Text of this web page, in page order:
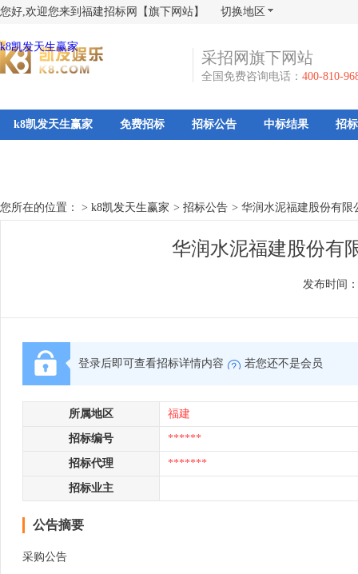
您好,欢迎您来到福建招标网【旗下网站】 切换地区
k8凯发天生赢家
采招网旗下网站
全国免费咨询电话： 400-810-
k8凯发天生赢家 免费招标 招标公告 中标结果 招
您所在的位置： > k8凯发天生赢家 > 招标公告 > 华润水泥福建股份有限
华润水泥福建股份有
发布时间：
登录后即可查看招标详情内容 若您还不是会员
所属地区 福建
招标编号 ******
招标代理 *******
招标业主
公告摘要
采购公告